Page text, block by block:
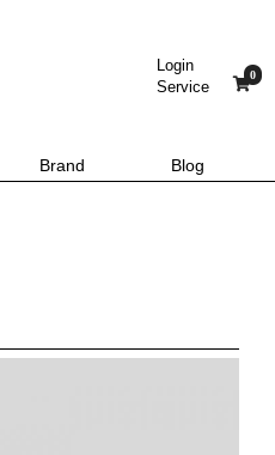
Login
Service
0
Brand Blog